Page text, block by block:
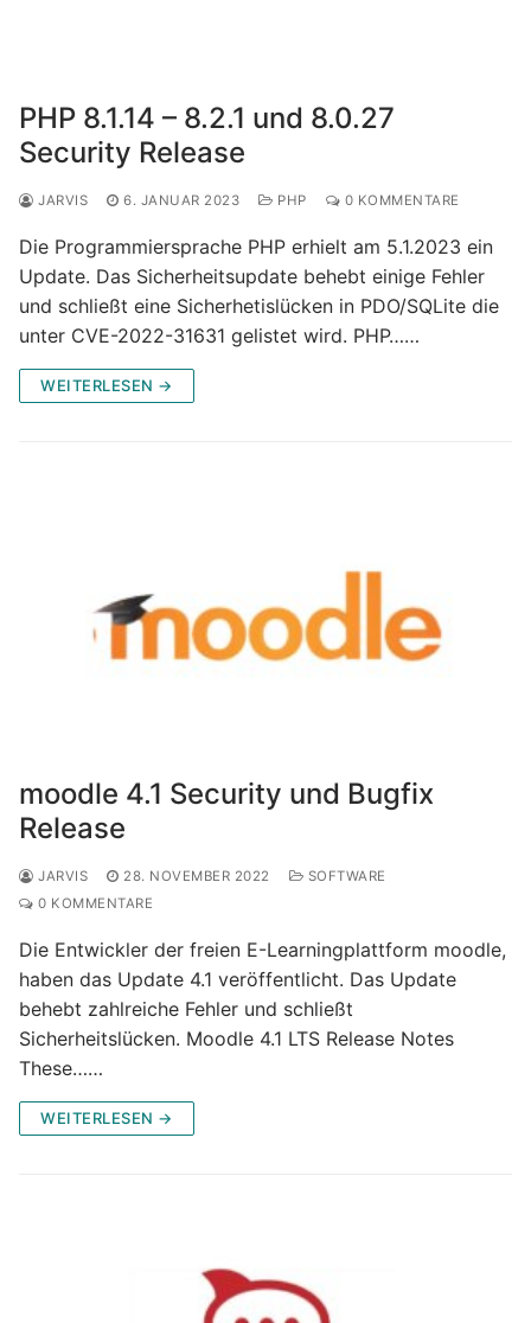
PHP 8.1.14 – 8.2.1 und 8.0.27
Security Release
JARVIS 6. JANUAR 2023 PHP 0 KOMMENTARE
Die Programmiersprache PHP erhielt am 5.1.2023 ein
Update. Das Sicherheitsupdate behebt einige Fehler
und schließt eine Sicherhetislücken in PDO/SQLite die
unter CVE-2022-31631 gelistet wird. PHP……
WEITERLESEN →
moodle 4.1 Security und Bugfix
Release
JARVIS 28. NOVEMBER 2022
SOFTWARE
0 KOMMENTARE
Die Entwickler der freien E-Learningplattform moodle,
haben das Update 4.1 veröffentlicht. Das Update
behebt zahlreiche Fehler und schließt
Sicherheitslücken. Moodle 4.1 LTS Release Notes
These……
WEITERLESEN →